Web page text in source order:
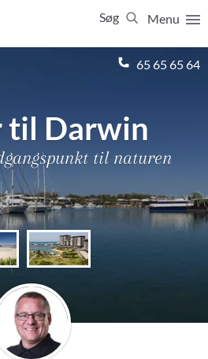
Menu
Søg
65 65 65 64
til Darwin
til naturen
Luk
Alle
Ferierejser
Studierejser